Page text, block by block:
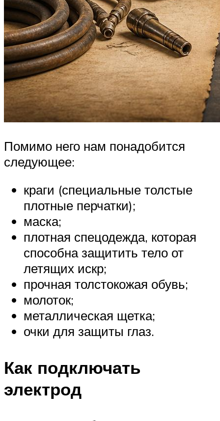
Помимо него нам понадобится
следующее:
краги (специальные толстые
плотные перчатки);
маска;
плотная спецодежда, которая
способна защитить тело от
летящих искр;
прочная толстокожая обувь;
молоток;
металлическая щетка;
очки для защиты глаз.
Как подключать
электрод